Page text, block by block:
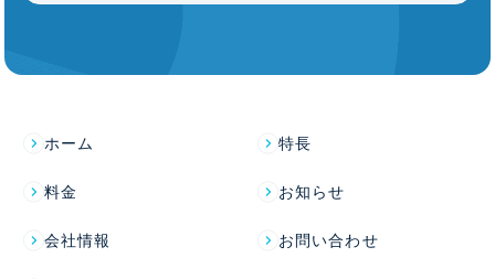
ホーム 特長
料金 お知らせ
会社情報 お問い合わせ